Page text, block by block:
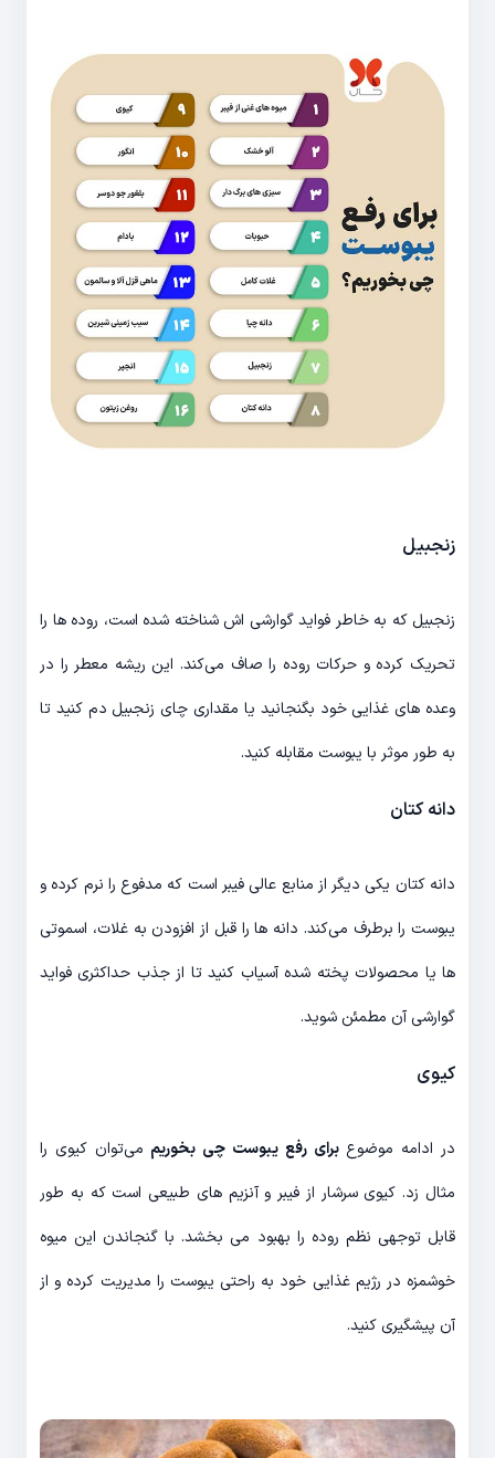
زنجبیل
زنجبیل که به خاطر فواید گوارشی اش شناخته شده است، روده ها را
تحریک کرده و حرکات روده را صاف می‌کند. این ریشه معطر را در
وعده های غذایی خود بگنجانید یا مقداری چای زنجبیل دم کنید تا
به طور موثر با یبوست مقابله کنید.
دانه کتان
دانه کتان یکی دیگر از منابع عالی فیبر است که مدفوع را نرم کرده و
یبوست را برطرف می‌کند. دانه ها را قبل از افزودن به غلات، اسموتی
ها یا محصولات پخته شده آسیاب کنید تا از جذب حداکثری فواید
گوارشی آن مطمئن شوید.
کیوی
در ادامه موضوعبرای رفع یبوست چی بخوریم می‌توان کیوی را
مثال زد. کیوی سرشار از فیبر و آنزیم های طبیعی است که به طور
قابل توجهی نظم روده را بهبود می بخشد. با گنجاندن این میوه
خوشمزه در رژیم غذایی خود به راحتی یبوست را مدیریت کرده و از
آن پیشگیری کنید.